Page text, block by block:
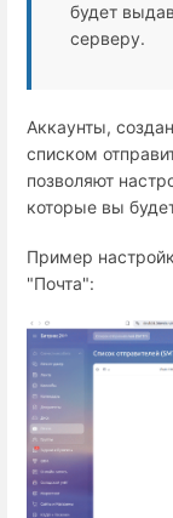
будет
серверу.
Аккаунты,
списком
позволяют
которые вы
Пример
"Почта":